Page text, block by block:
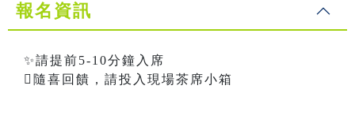
報名資訊
✨請提前5-10分鐘入席
隨喜回饋，請投入現場茶席小箱